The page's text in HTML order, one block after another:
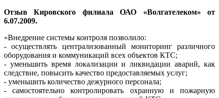
Отзыв Кировского филиала ОАО «Волгателеком» от
6.07.2009.
«Внедрение системы контроля позволило:
- осуществлять централизованный мониторинг различного
оборудования и коммуникаций всех объектов КТС;
- уменьшить время локализации и ликвидации аварий, как
следствие, повысить качество предоставляемых услуг;
- уменьшить количество дежурного персонала;
- самостоятельно контролировать охранную и пожарную